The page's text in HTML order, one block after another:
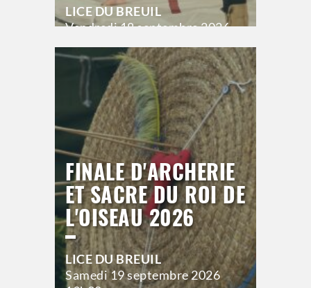
LICE DU BREUIL
Vendredi18 septembre 2026
Hors saison
FINALE D'ARCHERIE
ET SACRE DU ROI DE
L'OISEAU 2026
LICE DU BREUIL
Samedi19 septembre 2026